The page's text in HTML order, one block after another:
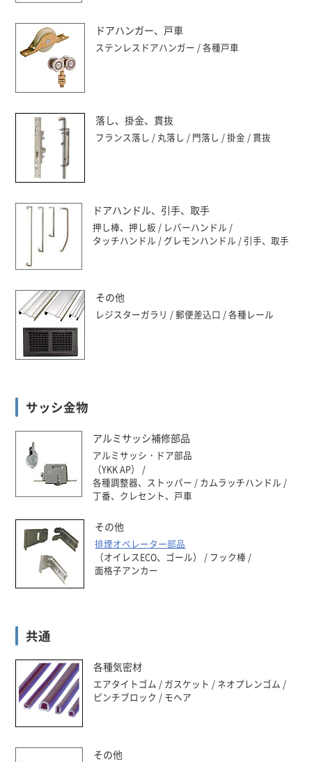
ドアハンガー、戸車
ステンレスドアハンガー 各種戸車
落し、掛金、貫抜
フランス落し 丸落し 門落し 掛金 貫抜
ドアハンドル、引手、取手
押し棒、押し板
レバーハンドル
タッチハンドル
グレモンハンドル 引手、取手
その他
レジスターガラリ 郵便差込口 各種レール
サッシ金物
アルミサッシ補修部品
アルミサッシ・ドア部品
（YKK AP）
各種調整器、ストッパー
カムラッチハンドル
丁番、クレセント、戸車
その他
排煙オペレーター部品
（オイレスECO、ゴール）
フック棒
面格子アンカー
共通
各種気密材
エアタイトゴム ガスケット
ネオプレンゴム
ピンチブロック
モヘア
その他